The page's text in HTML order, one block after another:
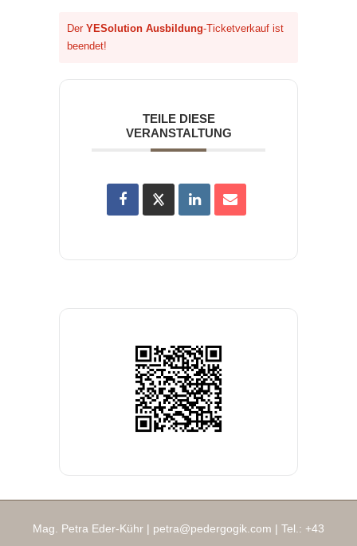
Der YESolution Ausbildung-Ticketverkauf ist
beendet!
TEILE DIESE
VERANSTALTUNG
Mag. Petra Eder-Kühr | petra@pedergogik.com | Tel.: +43